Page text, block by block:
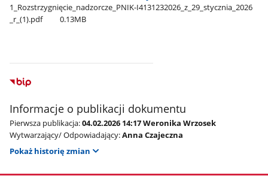
1​_Rozstrzygnięcie​_nadzorcze​_PNIK-I4131232026​_z​_29​_stycznia​_2026​
_r​_(1).pdf
0.13MB
Informacje o publikacji dokumentu
Pierwsza publikacja:04.02.2026 14:17 Weronika Wrzosek
Wytwarzający/ Odpowiadający:Anna Czajeczna
Pokaż historię zmian